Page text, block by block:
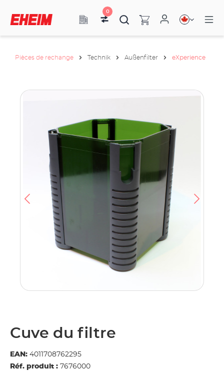
0
Pièces de rechange Technik Außenfilter eXperience
Cuve du filtre
EAN: 4011708762295
Réf. produit : 7676000